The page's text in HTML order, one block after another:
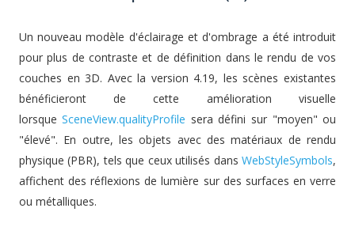
Un nouveau modèle d'éclairage et d'ombrage a été introduit
pour plus de contraste et de définition dans le rendu de vos
couches en 3D. Avec la version 4.19, les scènes existantes
bénéficieront de cette amélioration visuelle
lorsqueSceneView.qualityProfile sera défini sur "moyen" ou
"élevé". En outre, les objets avec des matériaux de rendu
physique (PBR), tels que ceux utilisés dansWebStyleSymbols,
affichent des réflexions de lumière sur des surfaces en verre
ou métalliques.